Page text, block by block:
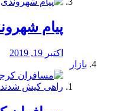
پیام
اکتبر 19, 2019
بازار